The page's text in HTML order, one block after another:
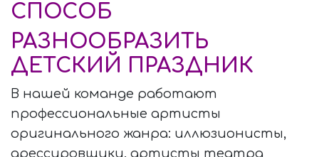
СПОСОБ
РАЗНООБРАЗИТЬ
ДЕТСКИЙ ПРАЗДНИК
В нашей команде работают
профессиональные артисты
оригинального жанра: иллюзионисты,
дрессировщики, артисты театра